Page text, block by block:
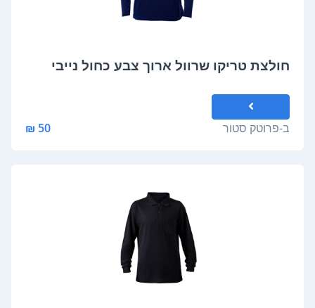
חולצת טריקו שרוול ארוך צבע כחול נייבי
ב-פרוטק סטור 50 ₪